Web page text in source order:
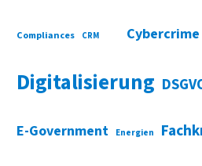
Compliances CRM Cybercrime
Digitalisierung
E-Government Energien